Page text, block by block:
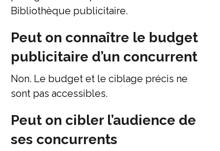
Bibliothèque publicitaire.
Peut on connaître le budget
publicitaire d’un concurrent
Non. Le budget et le ciblage précis ne
sont pas accessibles.
Peut on cibler l’audience de
ses concurrents